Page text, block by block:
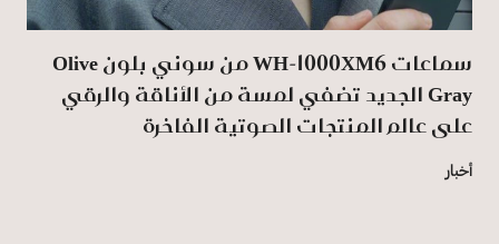
سماعات WH-1000XM6 من سوني بلون Olive
Gray الجديد تضفي لمسة من الأناقة والرقي
على عالم المنتجات الصوتية الفاخرة
أخبار